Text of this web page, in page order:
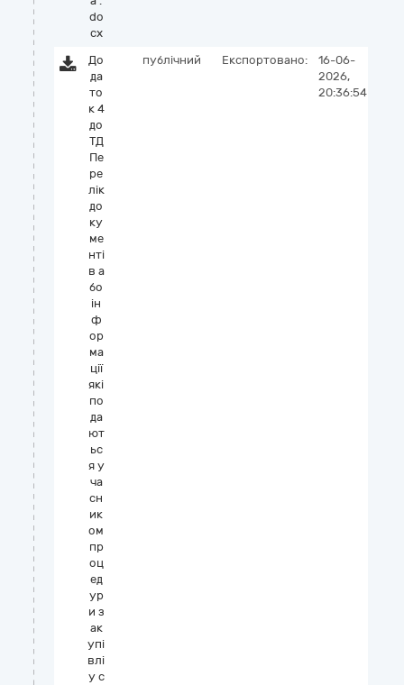
do
cx
До
да
то
к 4
до
ТД
Пе
ре
лік
до
ку
ме
нті
в а
бо
ін
ф
ор
ма
ції
які
по
да
ют
ьс
я у
ча
сн
ик
ом
пр
оц
ед
ур
и з
ак
упі
влі
у с
публічний Експортовано:
16-06-
2026,
20:36:54